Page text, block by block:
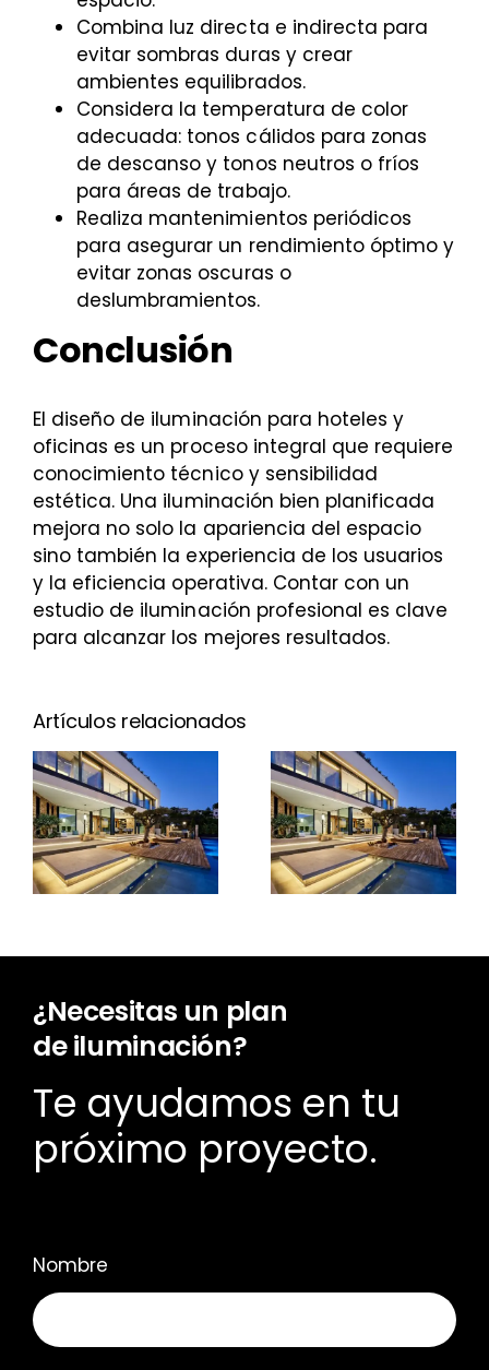
Combina luz directa e indirecta para
evitar sombras duras y crear
ambientes equilibrados.
Considera la temperatura de color
adecuada: tonos cálidos para zonas
de descanso y tonos neutros o fríos
para áreas de trabajo.
Realiza mantenimientos periódicos
para asegurar un rendimiento óptimo y
evitar zonas oscuras o
deslumbramientos.
Conclusión
El diseño de iluminación para hoteles y
oficinas es un proceso integral que requiere
conocimiento técnico y sensibilidad
estética. Una iluminación bien planificada
mejora no solo la apariencia del espacio
sino también la experiencia de los usuarios
y la eficiencia operativa. Contar con un
estudio de iluminación profesional es clave
para alcanzar los mejores resultados.
Artículos relacionados
Guía
completa
para el
diseño de
iluminación
en hoteles
Guía
completa
para el
diseño de
iluminación
en hoteles
¿Necesitas un plan
de iluminación?
Te ayudamos en tu
próximo proyecto.
Nombre